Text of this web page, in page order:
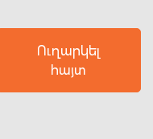
Ուղարկել
հայտ